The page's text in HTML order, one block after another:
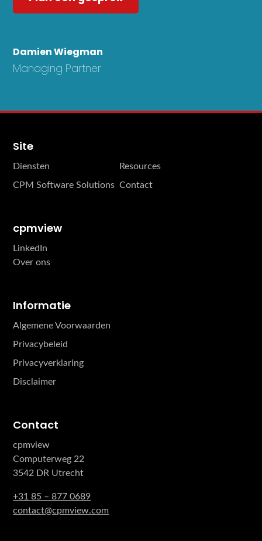
Damien Wiegman
Managing Partner
Site
Diensten
Resources
CPM Software Solutions Contact
cpmview
LinkedIn
Over ons
Informatie
Algemene Voorwaarden
Privacybeleid
Privacyverklaring
Disclaimer
Contact
cpmview
Computerweg 22
3542 DR Utrecht
+31 85 – 877 0689
contact@cpmview.com